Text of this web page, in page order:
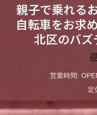
親子で乗れる
自転車をお求
北区のバ
営業時間:
定